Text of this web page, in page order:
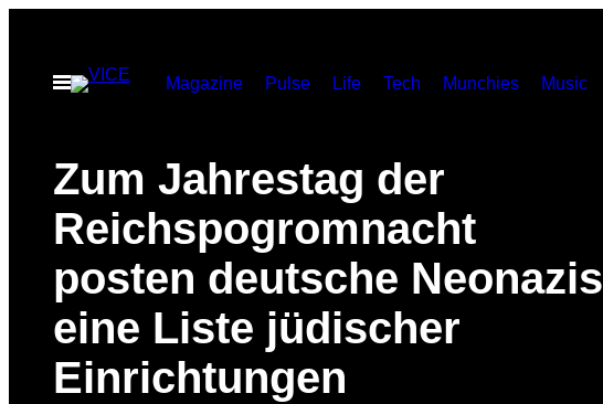
contentOpen
Menu
Magazine Pulse Life Tech Munchies Music
Zum Jahrestag der
Reichspogromnacht
posten deutsche Neonazis
eine Liste jüdischer
Einrichtungen